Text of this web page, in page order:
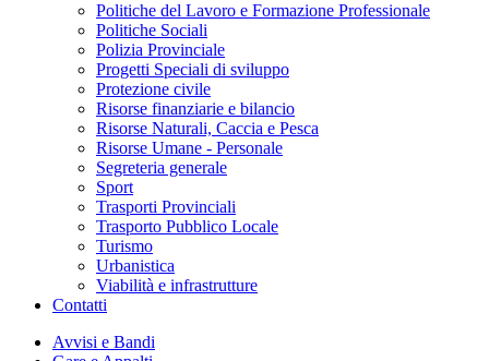
Politiche del Lavoro e Formazione Professionale
Politiche Sociali
Polizia Provinciale
Progetti Speciali di sviluppo
Protezione civile
Risorse finanziarie e bilancio
Risorse Naturali, Caccia e Pesca
Risorse Umane - Personale
Segreteria generale
Sport
Trasporti Provinciali
Trasporto Pubblico Locale
Turismo
Urbanistica
Viabilità e infrastrutture
Contatti
Avvisi e Bandi